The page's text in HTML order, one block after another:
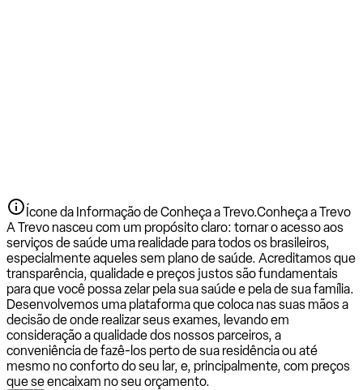
Ícone da Informação de Conheça a Trevo.Conheça a Trevo
A Trevo nasceu com um propósito claro: tornar o acesso aos
serviços de saúde uma realidade para todos os brasileiros,
especialmente aqueles sem plano de saúde. Acreditamos que
transparência, qualidade e preços justos são fundamentais
para que você possa zelar pela sua saúde e pela de sua família.
Desenvolvemos uma plataforma que coloca nas suas mãos a
decisão de onde realizar seus exames, levando em
consideração a qualidade dos nossos parceiros, a
conveniência de fazê-los perto de sua residência ou até
mesmo no conforto do seu lar, e, principalmente, com preços
que se encaixam no seu orçamento.